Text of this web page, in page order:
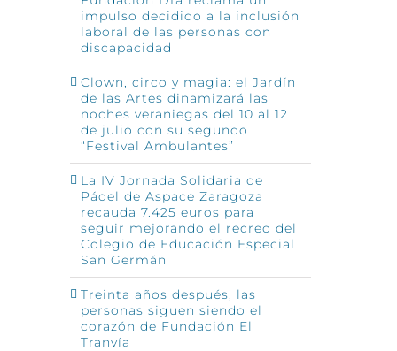
impulso decidido a la inclusión
laboral de las personas con
discapacidad
Clown, circo y magia: el Jardín
de las Artes dinamizará las
noches veraniegas del 10 al 12
de julio con su segundo
“Festival Ambulantes”
La IV Jornada Solidaria de
Pádel de Aspace Zaragoza
recauda 7.425 euros para
seguir mejorando el recreo del
Colegio de Educación Especial
San Germán
Treinta años después, las
personas siguen siendo el
corazón de Fundación El
Tranvía